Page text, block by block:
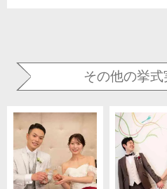
その他の挙式